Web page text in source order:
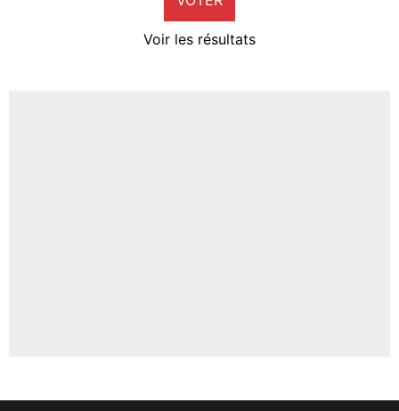
Voir les résultats